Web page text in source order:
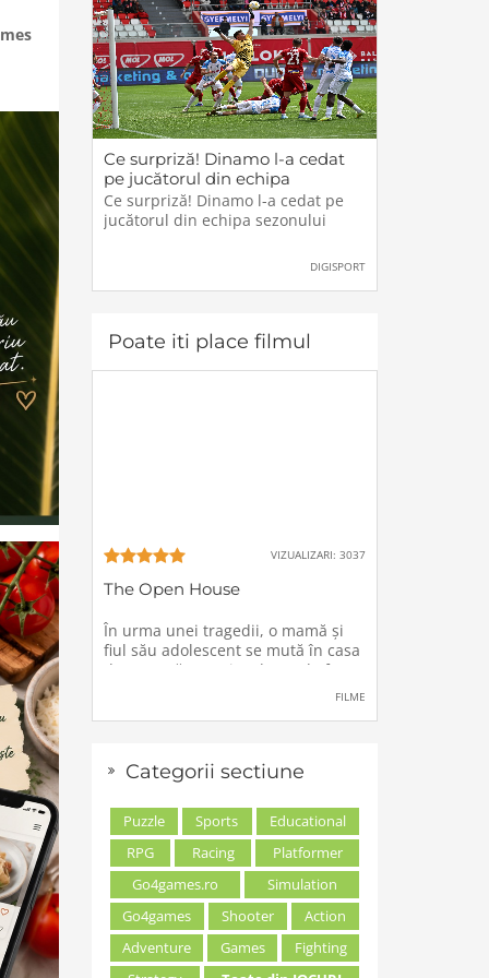
Ce surpriză! Dinamo l-a cedat
pe jucătorul din echipa
sezonului
Ce surpriză! Dinamo l-a cedat pe
jucătorul din echipa sezonului
DIGISPORT
Poate iti place filmul
VIZUALIZARI: 3037
The Open House
În urma unei tragedii, o mamă şi
fiul său adolescent se mută în casa
de vacanţă a unei rude, unde forţe
FILME
Categorii sectiune
Puzzle Sports
Educational
RPG
Racing
Platformer
Go4games.ro
Simulation
Go4games
Shooter
Action
Adventure
Games
Fighting